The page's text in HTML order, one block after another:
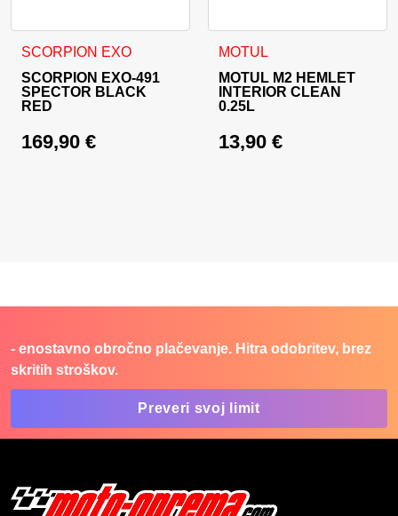
SCORPION EXO
SCORPION EXO-491
SPECTOR BLACK
RED
169,90 €
Ta izdelek ima več različic. Možnosti lahko izberete na
MOTUL
MOTUL M2 HEMLET
INTERIOR CLEAN
0.25L
13,90 €
- enostavno obročno plačevanje. Hitra odobritev, brez
skritih stroškov.
Preveri svoj limit